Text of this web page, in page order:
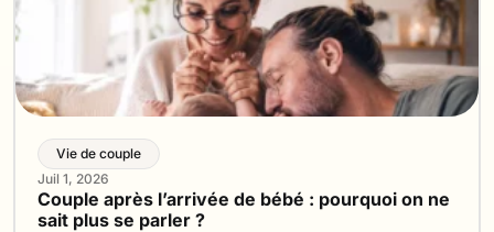
Vie de couple
Juil 1, 2026
Couple après l’arrivée de bébé : pourquoi on ne
sait plus se parler ?